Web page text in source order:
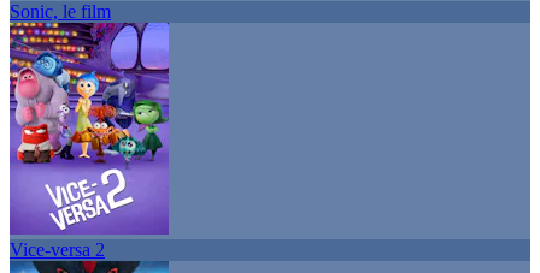
Sonic, le film
Vice-versa 2